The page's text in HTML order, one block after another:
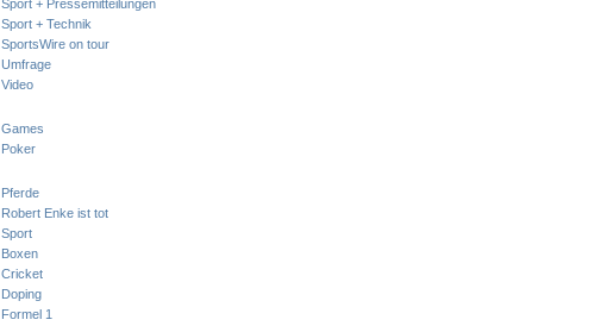
Sport + Pressemitteilungen
Sport + Technik
SportsWire on tour
Umfrage
Video
Games
Poker
Pferde
Robert Enke ist tot
Sport
Boxen
Cricket
Doping
Formel 1